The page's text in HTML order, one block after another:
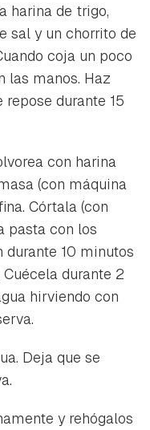
harina de trigo,
sal y un chorrito de
coja un poco
las manos. Haz
durante 15
con harina
(con máquina
Córtala (con
pasta con los
durante 10 minutos
durante 2
hirviendo con
Deja que se
y rehógalos